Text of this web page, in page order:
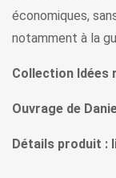
économiques,
notamment à la
Collection Idées
Ouvrage de
Détails produit :